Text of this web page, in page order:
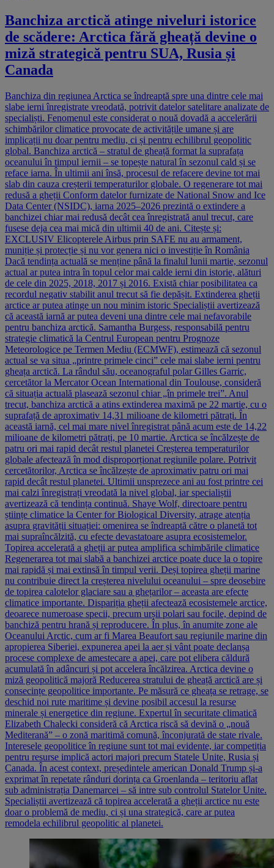
Banchiza arctică atinge niveluri istorice
de scădere: Arctica fără gheață devine o
miză strategică pentru SUA, Rusia și
Canada
Banchiza din regiunea Arctica se îndreaptă spre una dintre cele mai
slabe ierni înregistrate vreodată, potrivit datelor satelitare analizate de
specialiști. Fenomenul este considerat o nouă dovadă a accelerării
schimbărilor climatice provocate de activitățile umane și are
implicații nu doar pentru mediu, ci și pentru echilibrul geopolitic
global. Banchiza arctică – stratul de gheață format la suprafața
oceanului în timpul iernii – se topește natural în sezonul cald și se
reface iarna. În ultimii ani însă, procesul de refacere devine tot mai
slab din cauza creșterii temperaturilor globale. O regenerare tot mai
redusă a gheții Conform datelor furnizate de National Snow and Ice
Data Center (NSIDC), iarna 2025–2026 prezintă o extindere a
banchizei chiar mai redusă decât cea înregistrată anul trecut, care
fusese deja cea mai mică din ultimii 40 de ani. Citește și:
EXCLUSIV Elicopterele Airbus prin SAFE nu au armament,
muniție și protecție și nu vor genera nici o investiție în România
Dacă tendința actuală se menține până la finalul lunii martie, sezonul
actual ar putea intra în topul celor mai calde ierni din istorie, alături
de cele din 2025, 2018, 2017 și 2016. Există chiar posibilitatea ca
recordul negativ stabilit anul trecut să fie depășit. Extinderea gheții
arctice ar putea atinge un nou minim istoric Specialiștii avertizează
că această iarnă ar putea deveni una dintre cele mai nefavorabile
pentru banchiza arctică. Samantha Burgess, responsabilă pentru
strategie climatică la Centrul European pentru Prognoze
Meteorologice pe Termen Mediu (ECMWF), estimează că sezonul
actual se va situa „printre primele cinci” cele mai slabe ierni pentru
gheața arctică. La rândul său, oceanograful polar Gilles Garric,
cercetător la Mercator Ocean International din Toulouse, consideră
că situația actuală plasează sezonul chiar „în primele trei”. Anul
trecut, banchiza arctică a atins extinderea maximă pe 22 martie, cu o
suprafață de aproximativ 14,31 milioane de kilometri pătrați. În
această iarnă, cel mai mare nivel înregistrat până acum este de 14,22
milioane de kilometri pătrați, pe 10 martie. Arctica se încălzește de
patru ori mai rapid decât restul planetei Creșterea temperaturilor
globale afectează în mod disproporționat regiunile polare. Potrivit
cercetătorilor, Arctica se încălzește de aproximativ patru ori mai
rapid decât restul planetei. Ultimii unsprezece ani au fost printre cei
mai calzi înregistrați vreodată la nivel global, iar specialiștii
avertizează că tendința continuă. Shaye Wolf, directoare pentru
științe climatice la Center for Biological Diversity, atrage atenția
asupra gravității situației: omenirea se îndreaptă către o planetă tot
mai supraîncălzită, cu efecte devastatoare asupra ecosistemelor.
Topirea accelerată a gheții ar putea amplifica schimbările climatice
Regenerarea tot mai slabă a banchizei arctice poate duce la o topire
mai rapidă și mai extinsă în timpul verii. Deși topirea gheții marine
nu contribuie direct la creșterea nivelului oceanului – spre deosebire
de topirea calotelor glaciare sau a ghețarilor – aceasta are efecte
climatice importante. Dispariția gheții afectează ecosistemele arctice,
deoarece numeroase specii, precum urșii polari sau focile, depind de
banchiză pentru hrană și reproducere. În plus, în anumite zone ale
Oceanului Arctic, cum ar fi Marea Beaufort sau regiunile marine din
apropierea Siberiei, expunerea apei la aer și vânt poate declanșa
procese complexe de amestecare a apei, care pot elibera căldură
acumulată în adâncuri și pot accelera încălzirea. Arctica devine o
miză geopolitică majoră Reducerea stratului de gheață arctică are și
consecințe geopolitice importante. Pe măsură ce gheața se retrage, se
deschid noi rute maritime și devine posibil accesul la resurse
minerale și energetice din regiune. Expertul în securitate climatică
Elizabeth Chalecki consideră că Arctica riscă să devină o „nouă
Mediterană” – o zonă maritimă comună, înconjurată de state rivale.
Interesele geopolitice în regiune sunt tot mai evidente, iar competiția
pentru resurse implică actori majori precum Statele Unite, Rusia și
Canada. În acest context, președintele american Donald Trump și-a
exprimat în repetate rânduri dorința ca Groenlanda – teritoriu aflat
sub administrația Danemarcei – să intre sub controlul Statelor Unite.
Specialiștii avertizează că topirea accelerată a gheții arctice nu este
doar o problemă de mediu, ci și una strategică, care ar putea
remodela echilibrul geopolitic al planetei.